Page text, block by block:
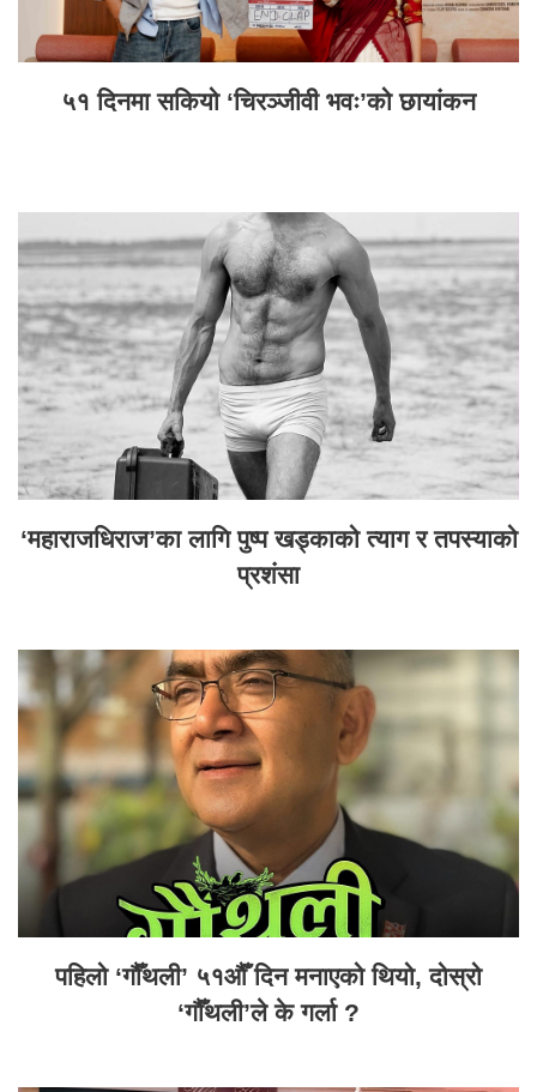
५१ दिनमा सकियो ‘चिरञ्जीवी भवः’को छायांकन
‘महाराजधिराज’का लागि पुष्प खड्काको त्याग र तपस्याको
प्रशंसा
पहिलो ‘गौँथली’ ५१औँ दिन मनाएको थियो, दोस्रो
‘गौँथली’ले के गर्ला ?